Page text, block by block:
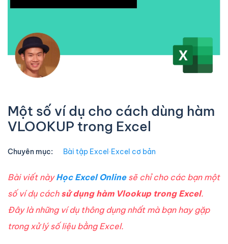
Một số ví dụ cho cách dùng hàm
VLOOKUP trong Excel
Chuyên mục: Bài tập Excel ∙Excel cơ bản
Bài viết nàyHọc Excel Onlinesẽ chỉ cho các bạn một
số ví dụ cáchsử dụng hàm Vlookup trong Excel.
Đây là những ví dụ thông dụng nhất mà bạn hay gặp
trong xử lý số liệu bằng Excel.